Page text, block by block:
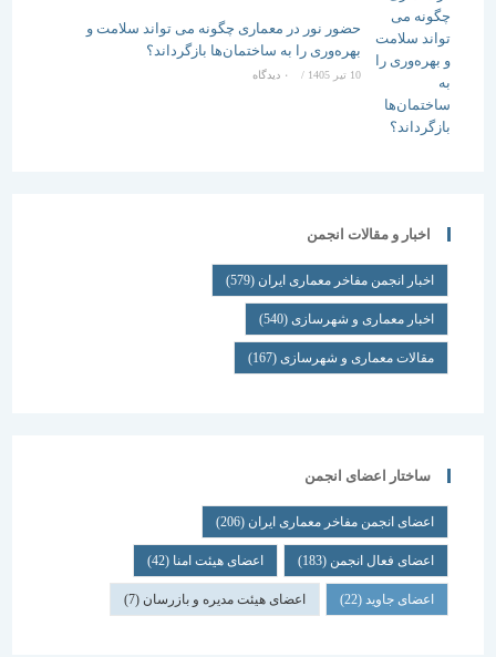
حضور نور در معماری چگونه می تواند سلامت و
بهره‌وری را به ساختمان‌ها بازگرداند؟
/ ۰ دیدگاه
اخبار و مقالات انجمن
اخبار انجمن مفاخر معماری ایران (579)
اخبار معماری و شهرسازی(540)
مقالات معماری و شهرسازی(167)
ساختار اعضای انجمن
اعضای انجمن مفاخر معماری ایران (206)
اعضای فعال انجمن(183) اعضای هیئت امنا(42)
اعضای جاوید(22) اعضای هیئت مدیره و بازرسان(7)